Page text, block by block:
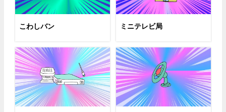
こわしバン ミニテレビ局